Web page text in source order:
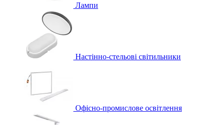
Лампи
Настінно-стельові світильники
Офісно-промислове освітлення